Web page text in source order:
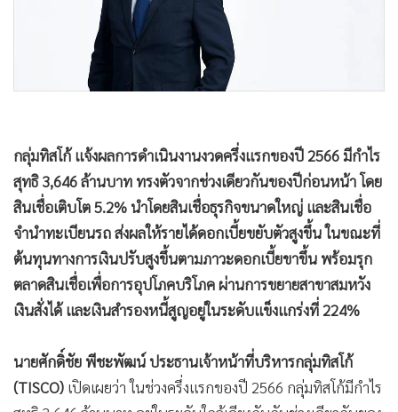
ต่างประเทศ
• จีน
• ชุมชน-คุณภาพชีวิต
• อาชญากรรม
• Motoring
• เกม
• วิทยาศาสตร์
• SMEs
• อินโดจีน
กองทุนรวม